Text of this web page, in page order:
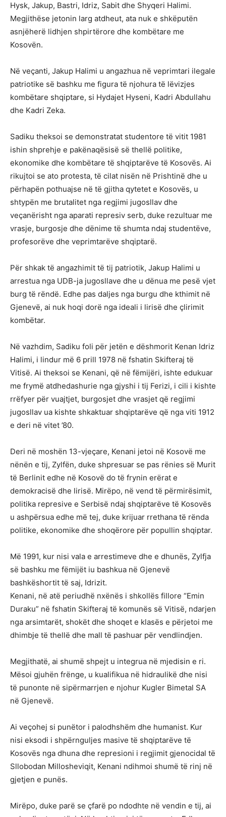
Hysk, Jakup, Bastri, Idriz, Sabit dhe Shyqeri Halimi.
Megjithëse jetonin larg atdheut, ata nuk e shkëputën
asnjëherë lidhjen shpirtërore dhe kombëtare me
Kosovën.
Në veçanti, Jakup Halimi u angazhua në veprimtari ilegale
patriotike së bashku me figura të njohura të lëvizjes
kombëtare shqiptare, si Hydajet Hyseni, Kadri Abdullahu
dhe Kadri Zeka.
Sadiku theksoi se demonstratat studentore të vitit 1981
ishin shprehje e pakënaqësisë së thellë politike,
ekonomike dhe kombëtare të shqiptarëve të Kosovës. Ai
rikujtoi se ato protesta, të cilat nisën në Prishtinë dhe u
përhapën pothuajse në të gjitha qytetet e Kosovës, u
shtypën me brutalitet nga regjimi jugosllav dhe
veçanërisht nga aparati represiv serb, duke rezultuar me
vrasje, burgosje dhe dënime të shumta ndaj studentëve,
profesorëve dhe veprimtarëve shqiptarë.
Për shkak të angazhimit të tij patriotik, Jakup Halimi u
arrestua nga UDB-ja jugosllave dhe u dënua me pesë vjet
burg të rëndë. Edhe pas daljes nga burgu dhe kthimit në
Gjenevë, ai nuk hoqi dorë nga ideali i lirisë dhe çlirimit
kombëtar.
Në vazhdim, Sadiku foli për jetën e dëshmorit Kenan Idriz
Halimi, i lindur më 6 prill 1978 në fshatin Skifteraj të
Vitisë. Ai theksoi se Kenani, që në fëmijëri, ishte edukuar
me frymë atdhedashurie nga gjyshi i tij Ferizi, i cili i kishte
rrëfyer për vuajtjet, burgosjet dhe vrasjet që regjimi
jugosllav ua kishte shkaktuar shqiptarëve që nga viti 1912
e deri në vitet ’80.
Deri në moshën 13-vjeçare, Kenani jetoi në Kosovë me
nënën e tij, Zylfën, duke shpresuar se pas rënies së Murit
të Berlinit edhe në Kosovë do të frynin erërat e
demokracisë dhe lirisë. Mirëpo, në vend të përmirësimit,
politika represive e Serbisë ndaj shqiptarëve të Kosovës
u ashpërsua edhe më tej, duke krijuar rrethana të rënda
politike, ekonomike dhe shoqërore për popullin shqiptar.
Më 1991, kur nisi vala e arrestimeve dhe e dhunës, Zylfja
së bashku me fëmijët iu bashkua në Gjenevë
bashkëshortit të saj, Idrizit.
Kenani, në atë periudhë nxënës i shkollës fillore “Emin
Duraku” në fshatin Skifteraj të komunës së Vitisë, ndarjen
nga arsimtarët, shokët dhe shoqet e klasës e përjetoi me
dhimbje të thellë dhe mall të pashuar për vendlindjen.
Megjithatë, ai shumë shpejt u integrua në mjedisin e ri.
Mësoi gjuhën frënge, u kualifikua në hidraulikë dhe nisi
të punonte në sipërmarrjen e njohur Kugler Bimetal SA
në Gjenevë.
Ai veçohej si punëtor i palodhshëm dhe humanist. Kur
nisi eksodi i shpërnguljes masive të shqiptarëve të
Kosovës nga dhuna dhe represioni i regjimit gjenocidal të
Sllobodan Millosheviqit, Kenani ndihmoi shumë të rinj në
gjetjen e punës.
Mirëpo, duke parë se çfarë po ndodhte në vendin e tij, ai